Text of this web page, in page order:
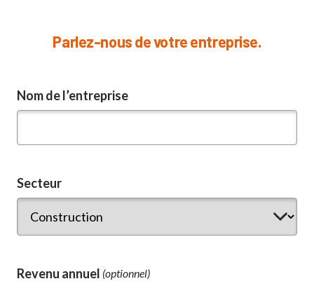
Parlez-nous de votre entreprise.
Nom de l’entreprise
Secteur
Revenu annuel (optionnel)